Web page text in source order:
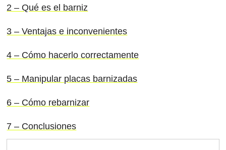
2 – Qué es el barniz
3 – Ventajas e inconvenientes
4 – Cómo hacerlo correctamente
5 – Manipular placas barnizadas
6 – Cómo rebarnizar
7 – Conclusiones